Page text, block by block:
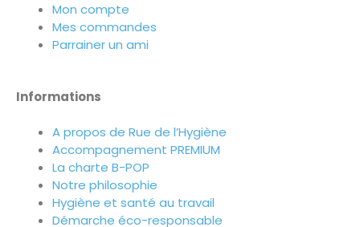
Mon compte
Mes commandes
Parrainer un ami
Informations
A propos de Rue de l’Hygiène
Accompagnement PREMIUM
La charte B-POP
Notre philosophie
Hygiène et santé au travail
Démarche éco-responsable